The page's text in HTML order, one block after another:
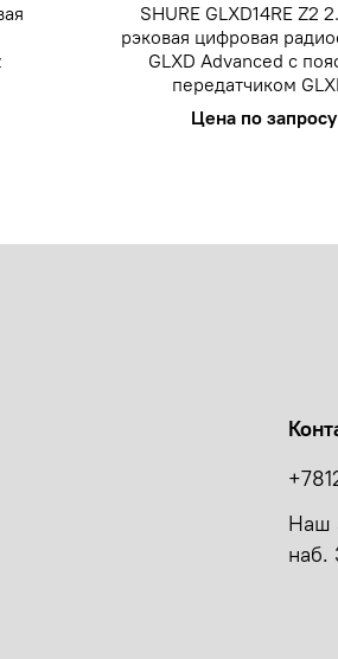
SHURE GLXD14RE Z2
рэковая цифровая
GLXD Advanced с
передатчиком
Цена по запросу
Наш
наб.